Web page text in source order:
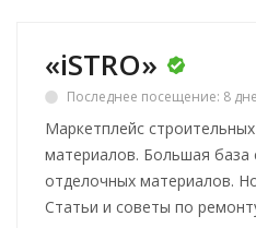
«iSTRO»
Последнее посещение: 8
Маркетплейс
материалов. Большая база
отделочных материалов.
Статьи и советы по